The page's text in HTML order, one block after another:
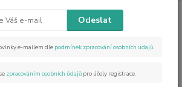
kovu – zdobený přívěsek 1,7 × 1,9 cm
z Paua Abalone
kovu – zdobený
Odeslat
e-mailem dle podmínek zpracování osobních údajů.
zpracováním osobních údajů pro účely registrace.